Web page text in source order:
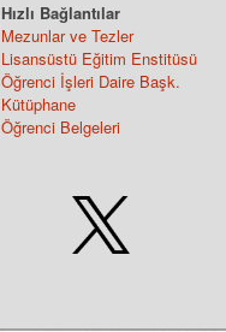
Hızlı Bağlantılar
Mezunlar ve Tezler
Lisansüstü Eğitim Enstitüsü
Öğrenci İşleri Daire Başk.
Kütüphane
Öğrenci Belgeleri